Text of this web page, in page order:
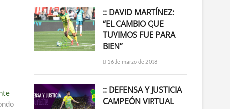
Entrada
siguiente:
:: DAVID MARTÍNEZ:
“EL CAMBIO QUE
TUVIMOS FUE PARA
BIEN”
16 de marzo de 2018
:: DEFENSA Y JUSTICIA
CAMPEÓN VIRTUAL